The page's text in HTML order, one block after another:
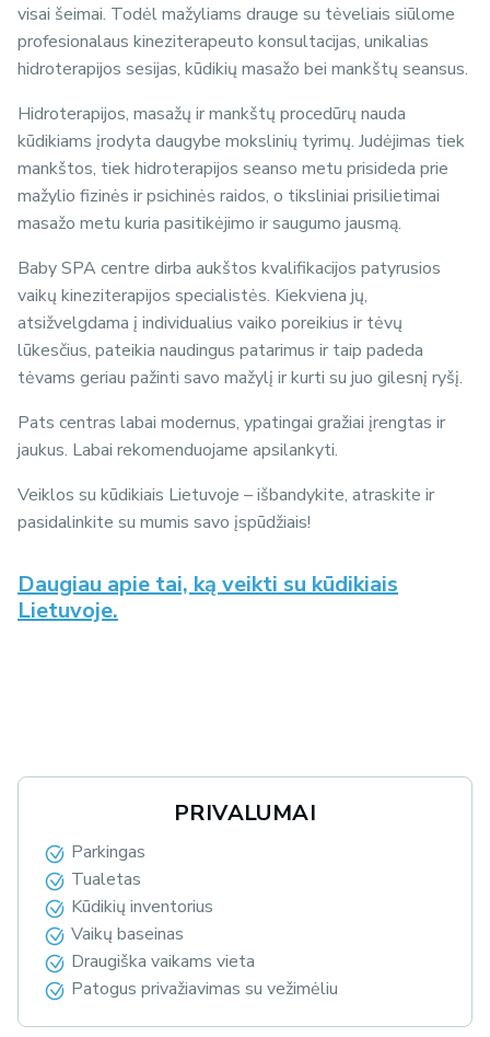
visai šeimai. Todėl mažyliams drauge su tėveliais siūlome
profesionalaus kineziterapeuto konsultacijas, unikalias
hidroterapijos sesijas, kūdikių masažo bei mankštų seansus.
Hidroterapijos, masažų ir mankštų procedūrų nauda
kūdikiams įrodyta daugybe mokslinių tyrimų. Judėjimas tiek
mankštos, tiek hidroterapijos seanso metu prisideda prie
mažylio fizinės ir psichinės raidos, o tiksliniai prisilietimai
masažo metu kuria pasitikėjimo ir saugumo jausmą.
Baby SPA centre dirba aukštos kvalifikacijos patyrusios
vaikų kineziterapijos specialistės. Kiekviena jų,
atsižvelgdama į individualius vaiko poreikius ir tėvų
lūkesčius, pateikia naudingus patarimus ir taip padeda
tėvams geriau pažinti savo mažylį ir kurti su juo gilesnį ryšį.
Pats centras labai modernus, ypatingai gražiai įrengtas ir
jaukus. Labai rekomenduojame apsilankyti.
Veiklos su kūdikiais Lietuvoje – išbandykite, atraskite ir
pasidalinkite su mumis savo įspūdžiais!
Daugiau apie tai, ką veikti su kūdikiais
Lietuvoje.
PRIVALUMAI
Parkingas
Tualetas
Kūdikių inventorius
Vaikų baseinas
Draugiška vaikams vieta
Patogus privažiavimas su vežimėliu